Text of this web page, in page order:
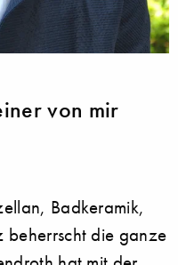
von mir
Badkeramik,
beherrscht die ganze